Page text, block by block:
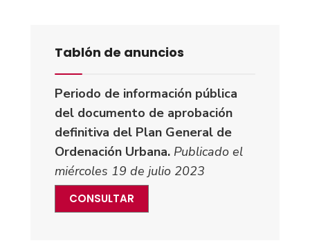
Tablón de anuncios
Periodo de información pública
del documento de aprobación
definitiva del Plan General de
Ordenación Urbana. Publicado el
miércoles 19 de julio 2023
CONSULTAR